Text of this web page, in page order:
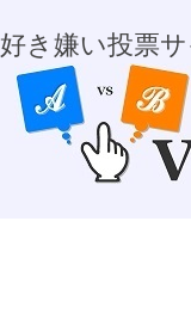
好き嫌い投票サ